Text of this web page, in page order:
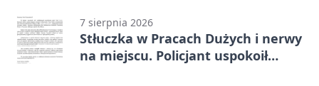
7 sierpnia 2026
Stłuczka w Pracach Dużych i nerwy
na miejscu. Policjant uspokoił